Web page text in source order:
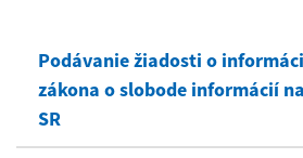
Podávanie žiadosti o
zákona o slobode informácií
SR